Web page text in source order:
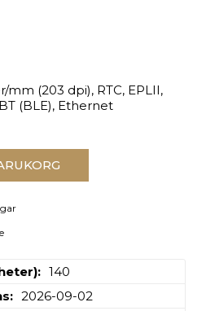
mm (203 dpi), RTC, EPLII,
(BLE), Ethernet
140
2026-09-02